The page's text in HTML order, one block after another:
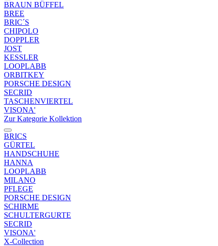
BRAUN BÜFFEL
BREE
BRIC´S
CHIPOLO
DOPPLER
JOST
KESSLER
LOOPLABB
ORBITKEY
PORSCHE DESIGN
SECRID
TASCHENVIERTEL
VISONA'
Zur Kategorie Kollektion
BRICS
GÜRTEL
HANDSCHUHE
HANNA
LOOPLABB
MILANO
PFLEGE
PORSCHE DESIGN
SCHIRME
SCHULTERGURTE
SECRID
VISONA'
X-Collection